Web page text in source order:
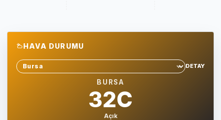
HAVA DURUMU
Sehir sec
DETAY
BURSA
32C
Açık